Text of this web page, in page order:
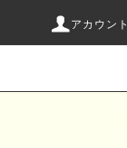
アカウント